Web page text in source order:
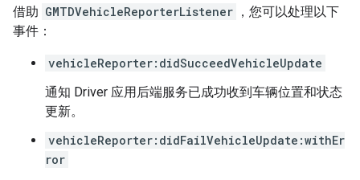
借助 GMTDVehicleReporterListener ，您可以处理以下
事件：
vehicleReporter:didSucceedVehicleUpdate
通知 Driver 应用后端服务已成功收到车辆位置和状态
更新。
vehicleReporter:didFailVehicleUpdate:withEr
ror